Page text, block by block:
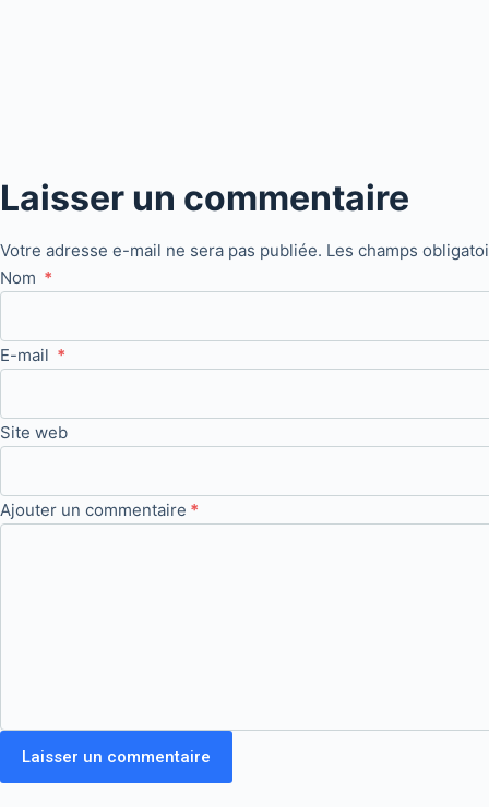
Laisser un commentaire
Votre adresse e-mail ne sera pas publiée. Les champs
Nom *
E-mail *
Site web
Ajouter un commentaire *
Laisser un commentaire